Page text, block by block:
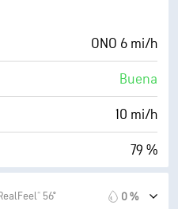
42 %
10 mi
30000 ft
ONO 6 mi/h
Buena
10 mi/h
79 %
56° 0 %